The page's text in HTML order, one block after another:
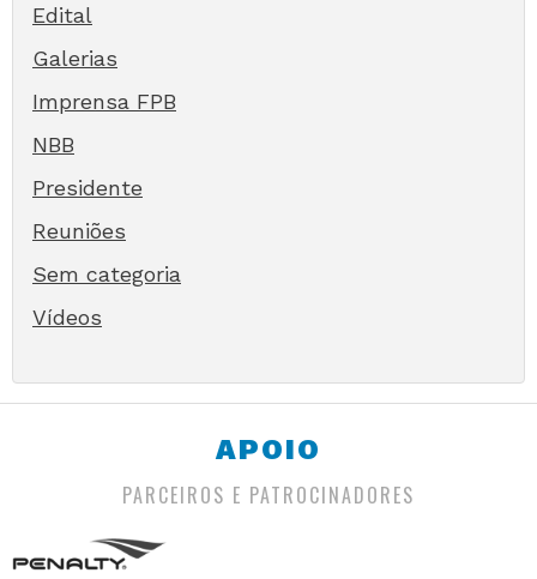
Edital
Galerias
Imprensa FPB
NBB
Presidente
Reuniões
Sem categoria
Vídeos
APOIO
PARCEIROS E PATROCINADORES